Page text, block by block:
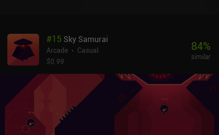
#15 Sky Samurai
Arcade
Casual
$0.99
84%
similar